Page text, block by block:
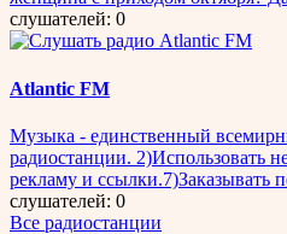
слушателей: 0
Atlantic FM
Музыка - единственный
радиостанции. 2)Использовать
рекламу и ссылки.7)Заказывать
слушателей: 0
Все радиостанции